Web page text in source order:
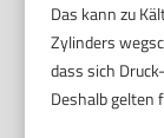
Das kann zu
Zylinders
dass sich
Deshalb gelten